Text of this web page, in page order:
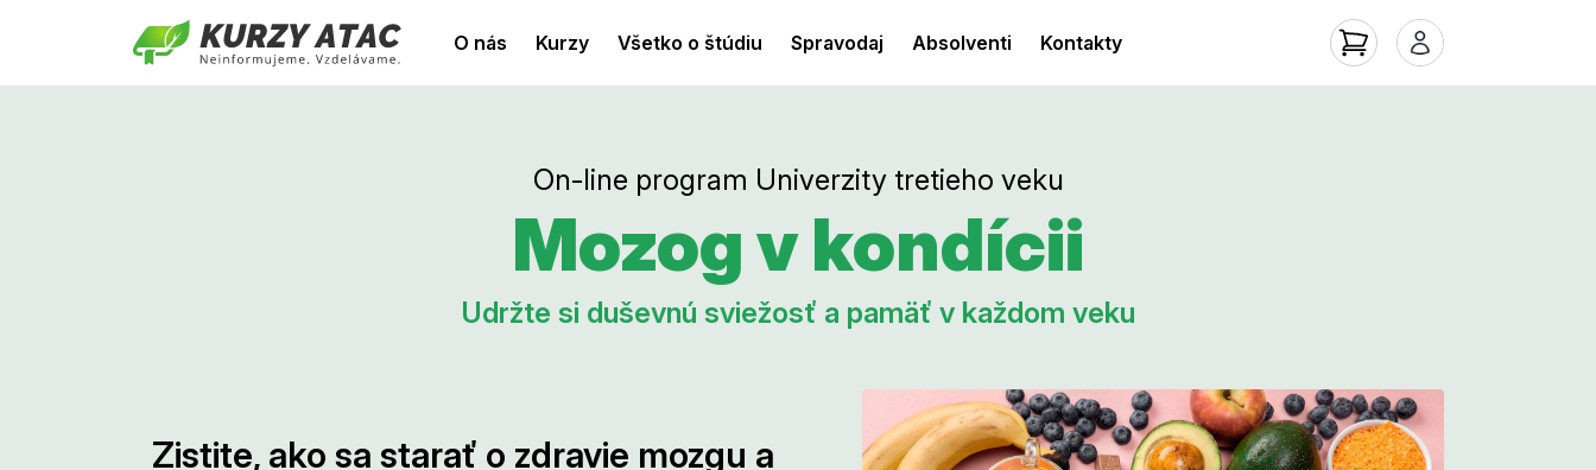
O nás Kurzy Všetko o štúdiu Spravodaj Absolventi Kontakty
On-line program Univerzity tretieho veku
Mozog v kondícii
Udržte si duševnú sviežosť a pamäť v každom veku
Zistite, ako sa starať o zdravie mozgu a